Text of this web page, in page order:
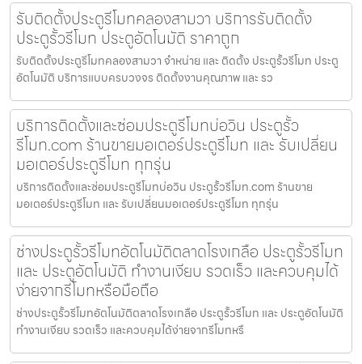
รับติดตั้งประตูรีโมทคลองสามวา บริการรับติดตั้ง
ประตูรั้วรีโมท ประตูอัตโนมัติ ราคาถูก
รับติดตั้งประตูรีโมทคลองสามวา จำหน่าย และ ติดตั้ง ประตูรั้วรีโมท ประตู
อัตโนมัติ บริการแบบครบวงจร ติดตั้งงานคุณภาพ และ รว
บริการติดตั้งและซ่อมประตูรีโมทบ่อวิน ประตูรั้ว
รีโมท.com ร้านขายมอเตอร์ประตูรีโมท และ รับเปลี่ยน
มอเตอร์ประตูรีโมท ทุกรุ่น
บริการติดตั้งและซ่อมประตูรีโมทบ่อวิน ประตูรั้วรีโมท.com ร้านขาย
มอเตอร์ประตูรีโมท และ รับเปลี่ยนมอเตอร์ประตูรีโมท ทุกรุ่น
ช่างประตูรั้วรีโมทอัตโนมัติตลาดโรงเกลือ ประตูรั้วรีโมท
และ ประตูอัตโนมัติ ทำงานเงียบ รวดเร็ว และควบคุมได้
ง่ายจากรีโมทหรือมือถือ
ช่างประตูรั้วรีโมทอัตโนมัติตลาดโรงเกลือ ประตูรั้วรีโมท และ ประตูอัตโนมัติ
ทำงานเงียบ รวดเร็ว และควบคุมได้ง่ายจากรีโมทหรื